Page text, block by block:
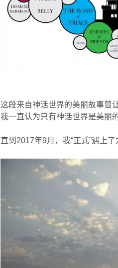
这段来自神话世界的美丽故事曾
我一直认为只有神话世界是美丽的
直到2017年9月，我“正式”遇上了